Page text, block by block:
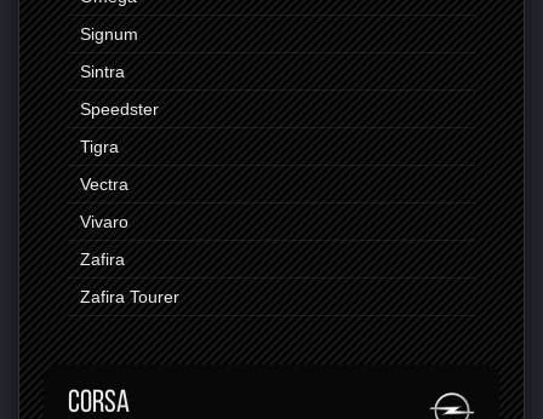
Signum
Sintra
Speedster
Tigra
Vectra
Vivaro
Zafira
Zafira Tourer
CORSA